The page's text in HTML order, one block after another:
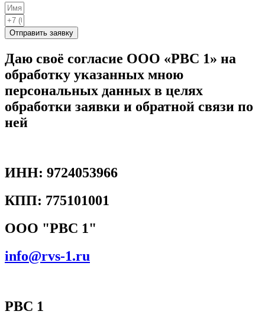
Отправить заявку
Даю своё согласие ООО «РВС 1» на
обработку указанных мною
персональных данных в целях
обработки заявки и обратной связи по
ней
ИНН: 9724053966
КПП: 775101001
ООО "РВС 1"
info@rvs-1.ru
РВС 1